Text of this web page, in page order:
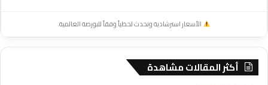
الأسعار استرشادية وتحدث لحظياً وفقاً للبورصة العالمية.
أكثر المقالات مشاهدة